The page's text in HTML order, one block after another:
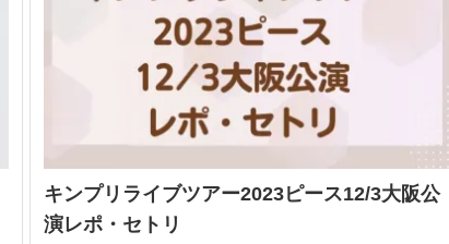
キンプリライブツアー2023ピース12/3大阪公
演レポ・セトリ